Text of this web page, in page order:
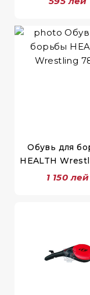
Обувь для
HEALTH
1 150 лей